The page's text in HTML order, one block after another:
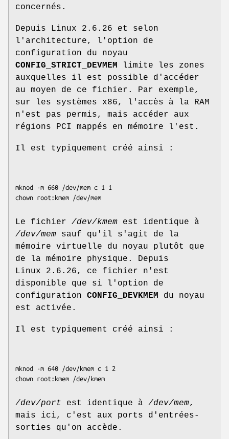
concernés.
Depuis Linux 2.6.26 et selon
l'architecture, l'option de
configuration du noyau
CONFIG_STRICT_DEVMEM limite les zones
auxquelles il est possible d'accéder
au moyen de ce fichier. Par exemple,
sur les systèmes x86, l'accès à la RAM
n'est pas permis, mais accéder aux
régions PCI mappés en mémoire l'est.
Il est typiquement créé ainsi :
mknod -m 660 /dev/mem c 1 1
Le fichier /dev/kmem est identique à
/dev/mem sauf qu'il s'agit de la
mémoire virtuelle du noyau plutôt que
de la mémoire physique. Depuis
Linux 2.6.26, ce fichier n'est
disponible que si l'option de
configuration CONFIG_DEVKMEM du noyau
est activée.
Il est typiquement créé ainsi :
mknod -m 640 /dev/kmem c 1 2
/dev/port est identique à /dev/mem,
mais ici, c'est aux ports d'entrées-
sorties qu'on accède.